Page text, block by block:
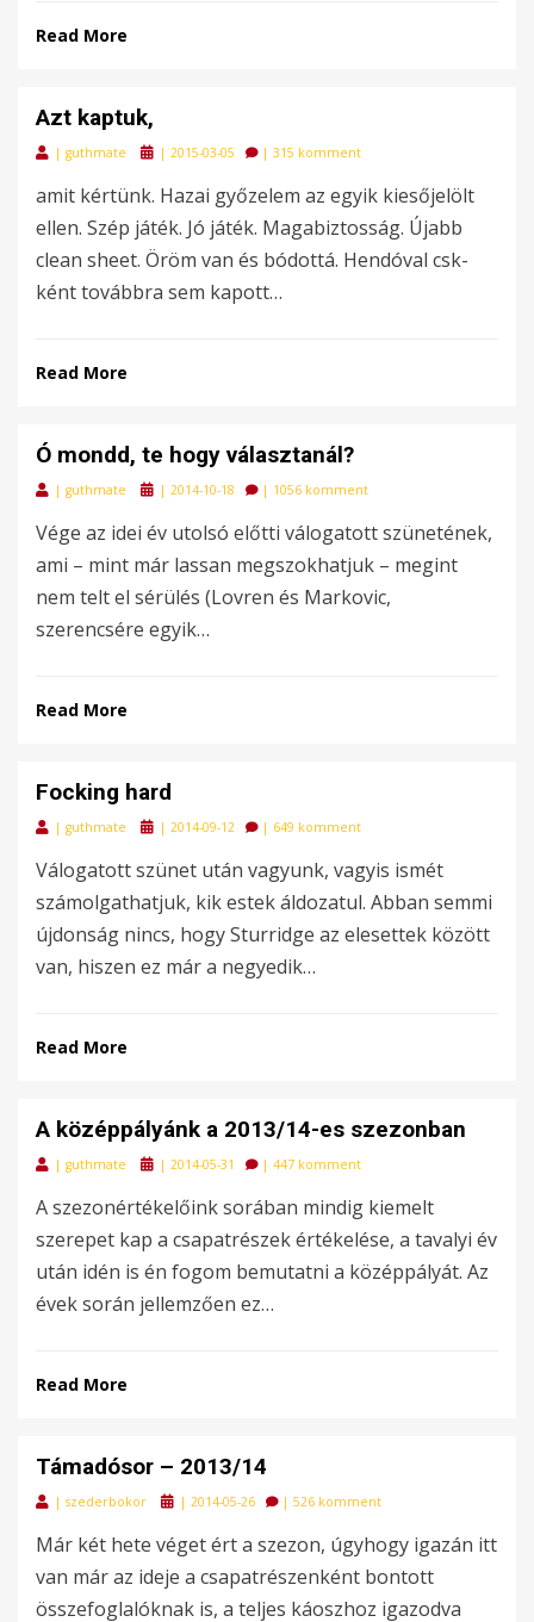
Read More
Azt kaptuk,
| guthmate
Posted
| 2015-03-05 | 315 komment
amit kértünk. Hazai győzelem az egyik kiesőjelölt
ellen. Szép játék. Jó játék. Magabiztosság. Újabb
clean sheet. Öröm van és bódottá. Hendóval csk-
ként továbbra sem kapott…
Read More
Ó mondd, te hogy választanál?
| guthmate
Posted
| 2014-10-18 | 1056 komment
Vége az idei év utolsó előtti válogatott szünetének,
ami – mint már lassan megszokhatjuk – megint
nem telt el sérülés (Lovren és Markovic,
szerencsére egyik…
Read More
Focking hard
| guthmate
Posted
| 2014-09-12 | 649 komment
Válogatott szünet után vagyunk, vagyis ismét
számolgathatjuk, kik estek áldozatul. Abban semmi
újdonság nincs, hogy Sturridge az elesettek között
van, hiszen ez már a negyedik…
Read More
A középpályánk a 2013/14-es szezonban
| guthmate
Posted
| 2014-05-31 | 447 komment
A szezonértékelőink sorában mindig kiemelt
szerepet kap a csapatrészek értékelése, a tavalyi év
után idén is én fogom bemutatni a középpályát. Az
évek során jellemzően ez…
Read More
Támadósor – 2013/14
| szederbokor
Posted
| 2014-05-26 | 526 komment
Már két hete véget ért a szezon, úgyhogy igazán itt
van már az ideje a csapatrészenként bontott
összefoglalóknak is, a teljes káoszhoz igazodva